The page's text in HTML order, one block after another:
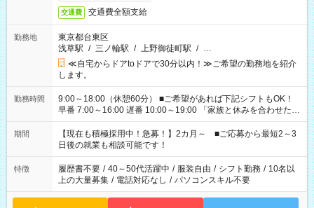
交通費 交通費全額支給
勤務地
東京都台東区
浅草駅 / 三ノ輪駅 / 上野御徒町駅 / …
≪自宅からドアtoドアで30分以内！≫ご希望の勤務地を紹介
します。
勤務時間
9:00～18:00（休憩60分） ■ご希望があれば下記シフトもOK！
早番 7:00～16:00 遅番 10:00～19:00 「家族と休みを合わせた
い」 「余裕を持って夕飯の準備がしたい」 「できれば残業はし
たくない」 など、ご希望を教えてくださいね。 ※Wワーク希望
の方へ 今ご覧のお仕事で希望する勤務時間と、もう1つのお仕事
の勤務時間。 合計で週40時間を超える場合は応募できません。
期間
【現在も積極採用中！急募！】2カ月～ ■ご応募から最短2～3
日後の就業も相談可能です！
特徴 履歴書不要 / 40～50代活躍中 / 服装自由 / シフト勤務 / 10名以
上の大量募集 / 電話対応なし / パソコンスキル不要